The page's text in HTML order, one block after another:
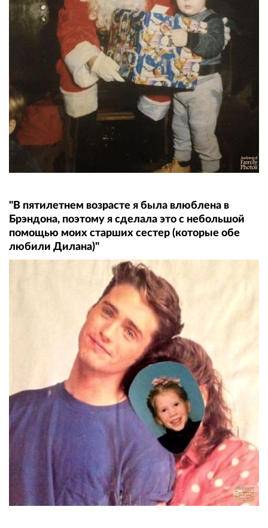
"В пятилетнем возрасте я была влюблена в
Брэндона, поэтому я сделала это с небольшой
помощью моих старших сестер (которые обе
любили Дилана)"